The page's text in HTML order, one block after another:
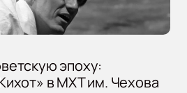
эпоху:
в МХТ им. Чехова